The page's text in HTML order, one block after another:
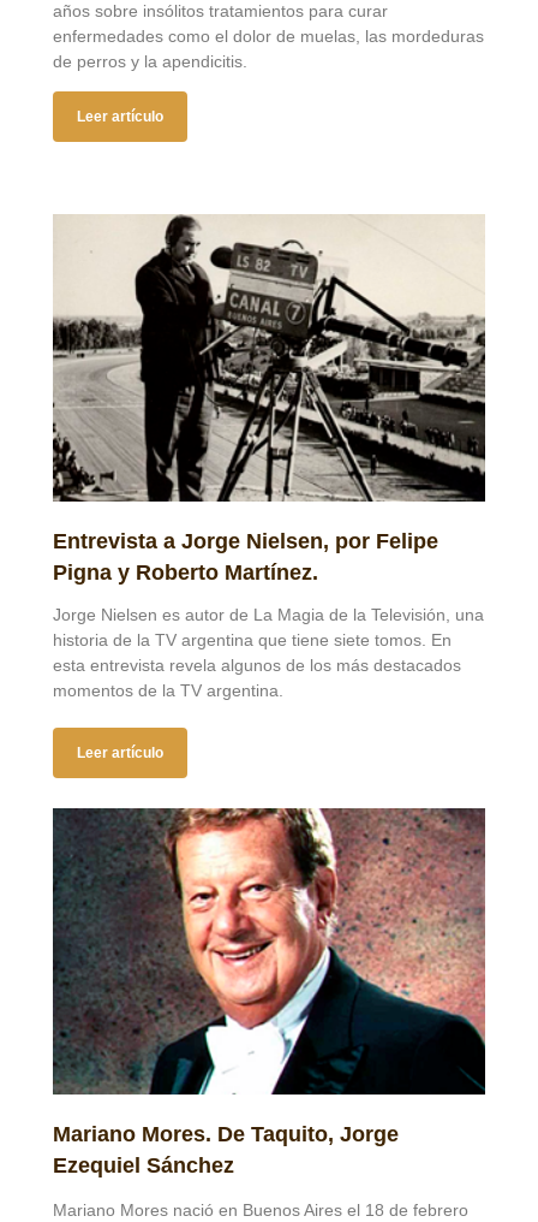
años sobre insólitos tratamientos para curar
enfermedades como el dolor de muelas, las mordeduras
de perros y la apendicitis.
Leer artículo
Entrevista a Jorge Nielsen, por Felipe
Pigna y Roberto Martínez.
Jorge Nielsen es autor de La Magia de la Televisión, una
historia de la TV argentina que tiene siete tomos. En
esta entrevista revela algunos de los más destacados
momentos de la TV argentina.
Leer artículo
Mariano Mores. De Taquito, Jorge
Ezequiel Sánchez
Mariano Mores nació en Buenos Aires el 18 de febrero